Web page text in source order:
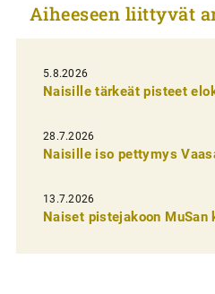
k
e
l
i
e
n
e
Aiheeseen liittyvät
5.8.2026
Naisille tärkeät pisteet
28.7.2026
Naisille iso pettymys
13.7.2026
Naiset pistejakoon MuSan